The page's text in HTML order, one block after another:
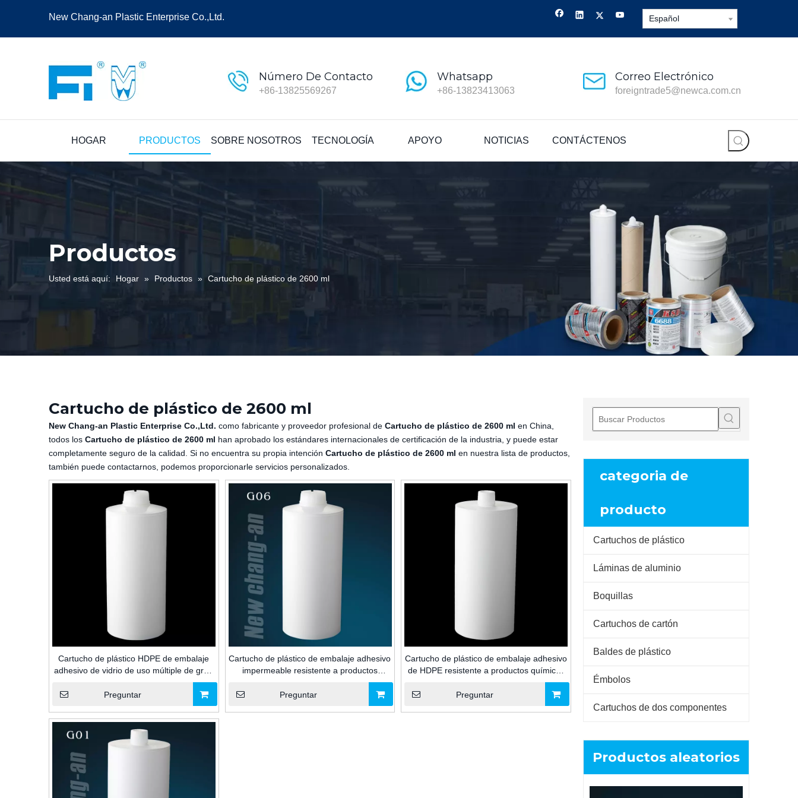
New Chang-an Plastic Enterprise Co.,Ltd. Español
Número De Contacto
+86-13825569267
Whatsapp
+86-13823413063
Correo Electrónico
foreigntrade5@newca.com.cn
HOGAR PRODUCTOS SOBRE NOSOTROS TECNOLOGÍA APOYO NOTICIAS CONTÁCTENOS
Productos
Usted está aquí: Hogar » Productos » Cartucho de plástico de 2600 ml
Cartucho de plástico de 2600 ml
New Chang-an Plastic Enterprise Co.,Ltd. como fabricante y proveedor profesional de Cartucho de plástico de 2600 ml en China,
todos los Cartucho de plástico de 2600 ml han aprobado los estándares internacionales de certificación de la industria, y puede estar
completamente seguro de la calidad. Si no encuentra su propia intención Cartucho de plástico de 2600 ml en nuestra lista de productos,
también puede contactarnos, podemos proporcionarle servicios personalizados.
Cartucho de plástico HDPE de embalaje
adhesivo de vidrio de uso múltiple de gran
capacidad de 2600 ml para sellador de
silicona/MS/PU para la industria de la
Preguntar
Cartucho de plástico de embalaje adhesivo
impermeable resistente a productos
químicos de gran capacidad de 2600ml
para sellador Industrial de silicona/MS/PU
Preguntar
Cartucho de plástico de embalaje adhesivo
de HDPE resistente a productos químicos
de gran volumen de 2600 ml para
calafateo de sellador de silicona industrial
Preguntar
categoria de
producto
Cartuchos de plástico
Láminas de aluminio
Boquillas
Cartuchos de cartón
Baldes de plástico
Émbolos
Cartuchos de dos componentes
Productos aleatorios